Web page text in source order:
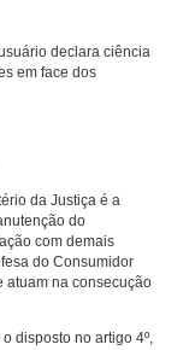
declara ciência
em face dos
da Justiça é a
do
com demais
do Consumidor
atuam na consecução
disposto no artigo 4º,